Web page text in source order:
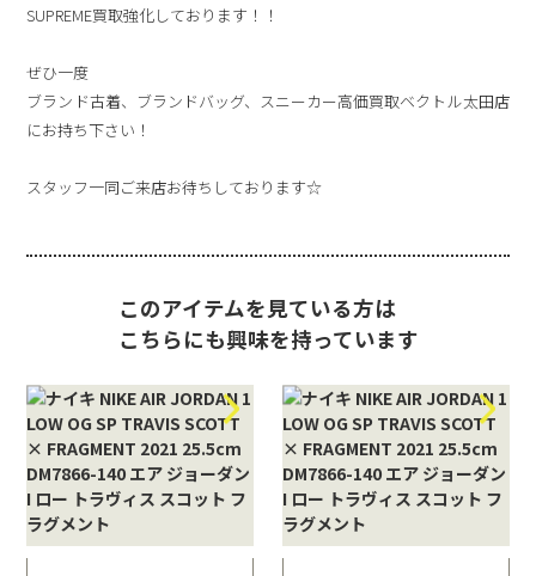
SUPREME買取強化しております！！
ぜひ一度
ブランド古着、ブランドバッグ、スニーカー高価買取ベクトル太田店
にお持ち下さい！
スタッフ一同ご来店お待ちしております☆
このアイテムを見ている方は
こちらにも興味を持っています